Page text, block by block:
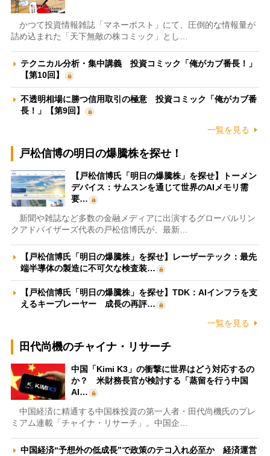
かつて投資情報雑誌「マネーポスト」にて、圧倒的な情報量が
詰め込まれた「天下無敵の株コミック」とし…
テクニカル分析・集中講義 投資コミック「俺がカブ番長！」
【第10回】
不透明相場に勝つ信用取引の極意 投資コミック「俺がカブ番
長！」【第9回】
一覧を見る
戸松信博の明日の爆騰株を探せ！
【戸松信博氏「明日の爆騰株」を探せ】トーメン
デバイス：サムスンを通じて世界のAIメモリ需
要…
新聞や雑誌など多数の金融メディアに出演するグローバルリン
クアドバイザーズ代表の戸松信博氏が、最新…
【戸松信博氏「明日の爆騰株」を探せ】レーザーテック：最先
端半導体の製造に不可欠な検査装…
【戸松信博氏「明日の爆騰株」を探せ】TDK：AIインフラを支
えるキープレーヤー 成長の再評…
一覧を見る
田代尚機のチャイナ・リサーチ
中国「Kimi K3」の衝撃に世界はどう対応するの
か？ 米財務長官が検討する「蒸留を行う中国
AI…
中国経済に精通する中国株投資の第一人者・田代尚機氏のプレ
ミアム連載「チャイナ・リサーチ」。中国企…
中国経済“予想外の低成長”で政策のテコ入れ必至か 経済運営